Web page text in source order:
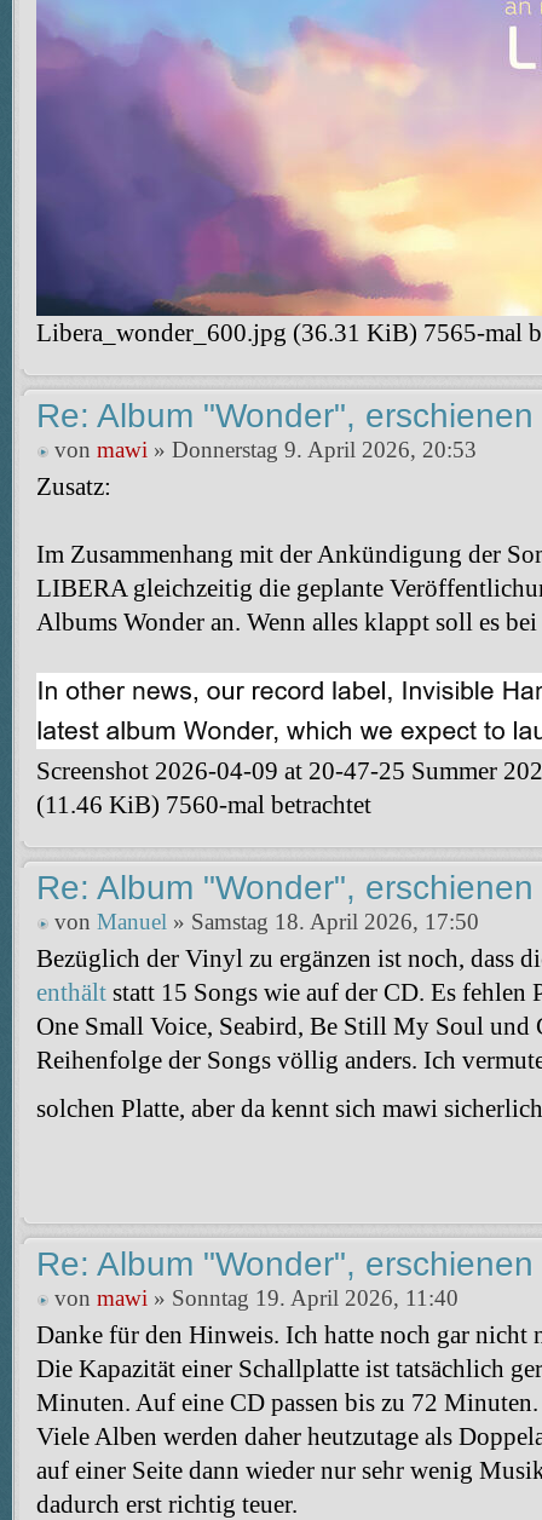
Libera_wonder_600.jpg (36.31 KiB) 7565-mal
Re: Album "Wonder",
von mawi » Donnerstag 9. April 2026, 20:53
Zusatz:
Im Zusammenhang mit der Ankündigung der
LIBERA gleichzeitig die geplante
Albums Wonder an. Wenn alles klappt soll es
Screenshot 2026-04-09 at 20-47-25 Summer
(11.46 KiB) 7560-mal betrachtet
Re: Album "Wonder",
von Manuel » Samstag 18. April 2026, 17:50
Bezüglich der Vinyl zu ergänzen ist noch, dass
enthält statt 15 Songs wie auf der CD. Es fehlen
One Small Voice, Seabird, Be Still My Soul und
Reihenfolge der Songs völlig anders. Ich
solchen Platte, aber da kennt sich mawi
Re: Album "Wonder",
von mawi » Sonntag 19. April 2026, 11:40
Danke für den Hinweis. Ich hatte noch gar nicht
Die Kapazität einer Schallplatte ist tatsächlich
Minuten. Auf eine CD passen bis zu 72 Minuten.
Viele Alben werden daher heutzutage als
auf einer Seite dann wieder nur sehr wenig
dadurch erst richtig teuer.